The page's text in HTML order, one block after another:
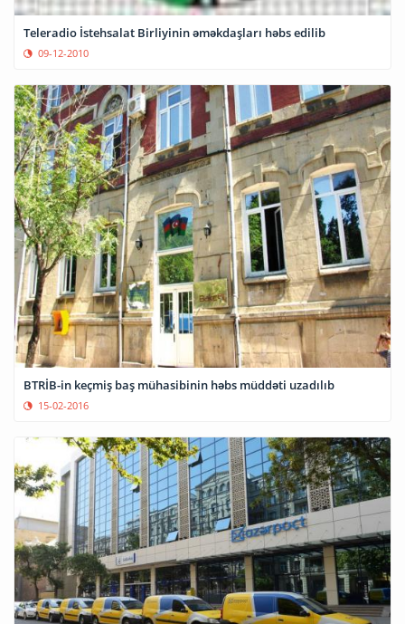
Teleradio İstehsalat Birliyinin əməkdaşları həbs edilib
09-12-2010
BTRİB-in keçmiş baş mühasibinin həbs müddəti uzadılıb
15-02-2016